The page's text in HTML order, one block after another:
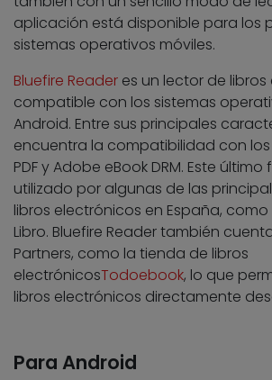
aplicación está disponible para los
sistemas operativos móviles.
Bluefire Reader es un lector de
compatible con los sistemas
Android. Entre sus principales
encuentra la compatibilidad con
PDF y Adobe eBook DRM. Este
utilizado por algunas de las
libros electrónicos en España,
Libro. Bluefire Reader también
Partners, como la tienda de libros
electrónicosTodoebook, lo que
libros electrónicos directamente
Para Android